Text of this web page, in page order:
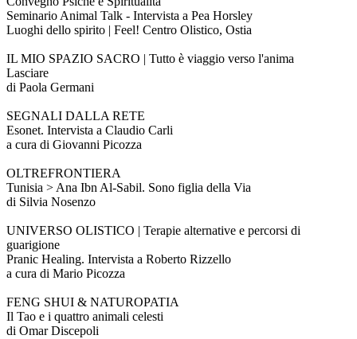
Seminario Animal Talk - Intervista a Pea Horsley
Luoghi dello spirito | Feel! Centro Olistico, Ostia
IL MIO SPAZIO SACRO | Tutto è viaggio verso l'anima
Lasciare
di Paola Germani
SEGNALI DALLA RETE
Esonet. Intervista a Claudio Carli
a cura di Giovanni Picozza
OLTREFRONTIERA
Tunisia > Ana Ibn Al-Sabil. Sono figlia della Via
di Silvia Nosenzo
UNIVERSO OLISTICO | Terapie alternative e percorsi di
guarigione
Pranic Healing. Intervista a Roberto Rizzello
a cura di Mario Picozza
FENG SHUI & NATUROPATIA
Il Tao e i quattro animali celesti
di Omar Discepoli